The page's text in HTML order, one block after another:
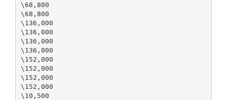
\68,800
\68,800
\136,000
\136,000
\136,000
\136,000
\152,000
\152,000
\152,000
\152,000
\10,500